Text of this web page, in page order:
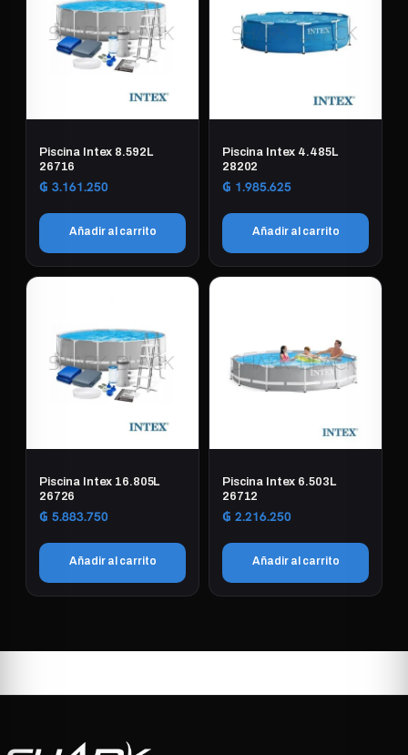
Piscina Intex 8.592L
26716
₲ 3.161.250
Añadir al carrito
Piscina Intex 4.485L
28202
₲ 1.985.625
Añadir al carrito
Piscina Intex 16.805L
26726
₲ 5.883.750
Añadir al carrito
Piscina Intex 6.503L
26712
₲ 2.216.250
Añadir al carrito